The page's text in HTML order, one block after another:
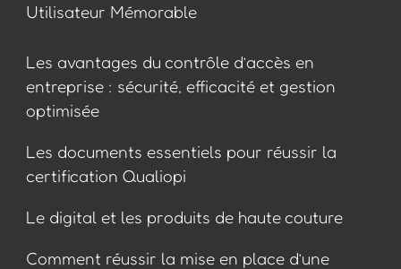
Utilisateur Mémorable
Les avantages du contrôle d’accès en
entreprise : sécurité, efficacité et gestion
optimisée
Les documents essentiels pour réussir la
certification Qualiopi
Le digital et les produits de haute couture
Comment réussir la mise en place d’une